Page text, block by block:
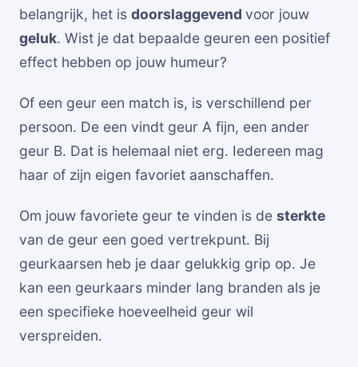
belangrijk, het is doorslaggevend voor jouw
geluk. Wist je dat bepaalde geuren een positief
effect hebben op jouw humeur?
Of een geur een match is, is verschillend per
persoon. De een vindt geur A fijn, een ander
geur B. Dat is helemaal niet erg. Iedereen mag
haar of zijn eigen favoriet aanschaffen.
Om jouw favoriete geur te vinden is de sterkte
van de geur een goed vertrekpunt. Bij
geurkaarsen heb je daar gelukkig grip op. Je
kan een geurkaars minder lang branden als je
een specifieke hoeveelheid geur wil
verspreiden.